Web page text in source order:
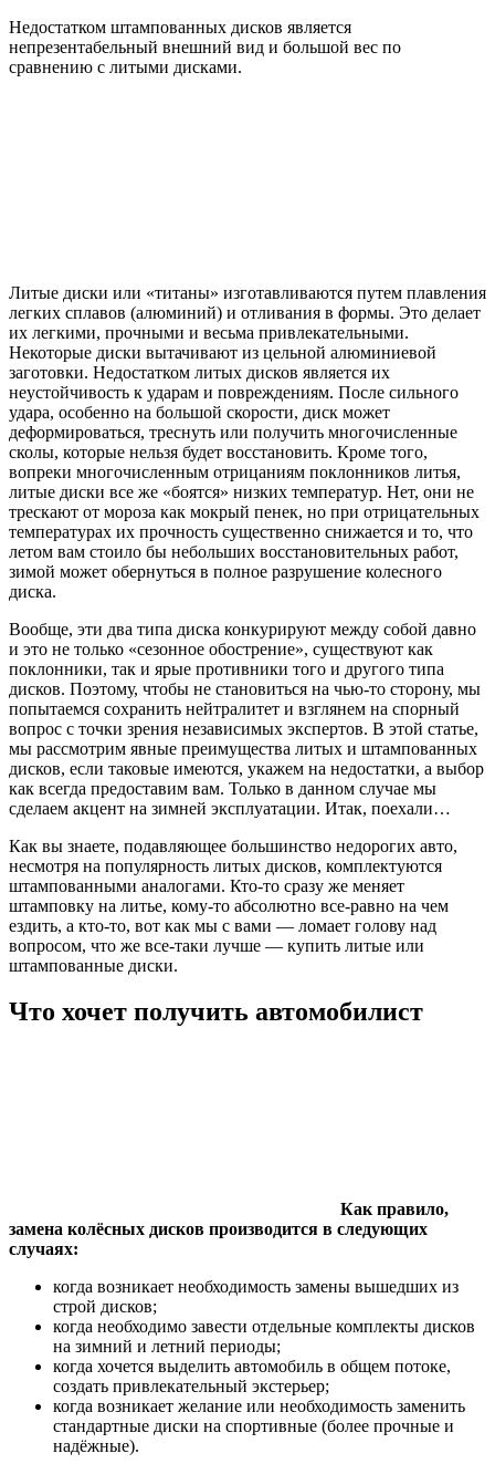
Недостатком штампованных дисков является
непрезентабельный внешний вид и большой вес по
сравнению с литыми дисками.
Литые диски или «титаны» изготавливаются путем плавления
легких сплавов (алюминий) и отливания в формы. Это делает
их легкими, прочными и весьма привлекательными.
Некоторые диски вытачивают из цельной алюминиевой
заготовки. Недостатком литых дисков является их
неустойчивость к ударам и повреждениям. После сильного
удара, особенно на большой скорости, диск может
деформироваться, треснуть или получить многочисленные
сколы, которые нельзя будет восстановить. Кроме того,
вопреки многочисленным отрицаниям поклонников литья,
литые диски все же «боятся» низких температур. Нет, они не
трескают от мороза как мокрый пенек, но при отрицательных
температурах их прочность существенно снижается и то, что
летом вам стоило бы небольших восстановительных работ,
зимой может обернуться в полное разрушение колесного
диска.
Вообще, эти два типа диска конкурируют между собой давно
и это не только «сезонное обострение», существуют как
поклонники, так и ярые противники того и другого типа
дисков. Поэтому, чтобы не становиться на чью-то сторону, мы
попытаемся сохранить нейтралитет и взглянем на спорный
вопрос с точки зрения независимых экспертов. В этой статье,
мы рассмотрим явные преимущества литых и штампованных
дисков, если таковые имеются, укажем на недостатки, а выбор
как всегда предоставим вам. Только в данном случае мы
сделаем акцент на зимней эксплуатации. Итак, поехали…
Как вы знаете, подавляющее большинство недорогих авто,
несмотря на популярность литых дисков, комплектуются
штампованными аналогами. Кто-то сразу же меняет
штамповку на литье, кому-то абсолютно все-равно на чем
ездить, а кто-то, вот как мы с вами — ломает голову над
вопросом, что же все-таки лучше — купить литые или
штампованные диски.
Что хочет получить автомобилист
Как правило,
замена колёсных дисков производится в следующих
случаях:
когда возникает необходимость замены вышедших из
строй дисков;
когда необходимо завести отдельные комплекты дисков
на зимний и летний периоды;
когда хочется выделить автомобиль в общем потоке,
создать привлекательный экстерьер;
когда возникает желание или необходимость заменить
стандартные диски на спортивные (более прочные и
надёжные).